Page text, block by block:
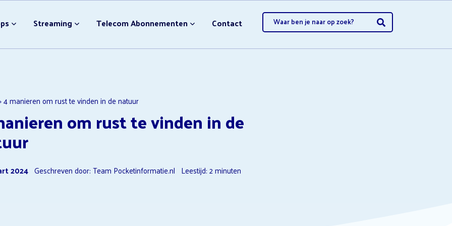
Streaming
Nieuwe Disney Films
NPO Plus Downloader
Ondertiteling Disney Plus
F1 TV Opzeggen
Telecom Abonnementen Contact
Nieuwe Disney Films
4 manieren om rust te vinden in de natuur
om rust te vinden in de
2024Geschreven door: Team Pocketinformatie.nl Leestijd:2minuten